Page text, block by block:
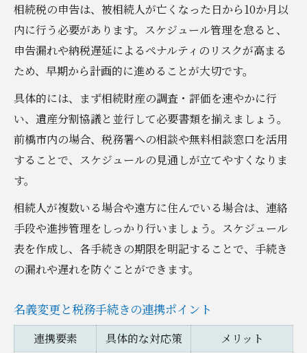
相続税の申告は、被相続人が亡くなった日から10か月以
内に行う必要があります。スケジュール管理を怠ると、
申告漏れや納税遅延によるペナルティのリスクが高まる
ため、早期から計画的に進めることが大切です。
具体的には、まず相続財産の調査・評価を速やかに行
い、遺産分割協議と並行して必要書類を揃えましょう。
前橋市内の場合、税務署への相談や無料相談窓口を活用
することで、スケジュールの見通しが立てやすくなりま
す。
相続人が複数いる場合や遠方に住んでいる場合は、連絡
手段や進捗管理をしっかり行いましょう。スケジュール
表を作成し、各手続きの期限を明記することで、手続き
の漏れや遅れを防ぐことができます。
名義変更と税務手続きの連携ポイント
連携要素 具体的な対応策
メリット